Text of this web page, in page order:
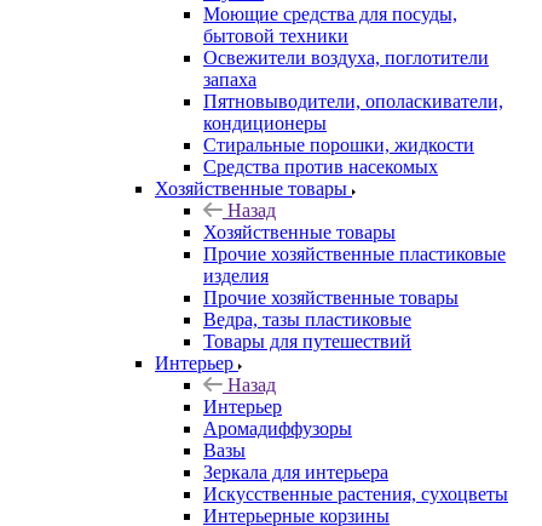
Моющие средства для посуды,
бытовой техники
Освежители воздуха, поглотители
запаха
Пятновыводители, ополаскиватели,
кондиционеры
Стиральные порошки, жидкости
Средства против насекомых
Хозяйственные товары
Назад
Хозяйственные товары
Прочие хозяйственные пластиковые
изделия
Прочие хозяйственные товары
Ведра, тазы пластиковые
Товары для путешествий
Интерьер
Назад
Интерьер
Аромадиффузоры
Вазы
Зеркала для интерьера
Искусственные растения, сухоцветы
Интерьерные корзины